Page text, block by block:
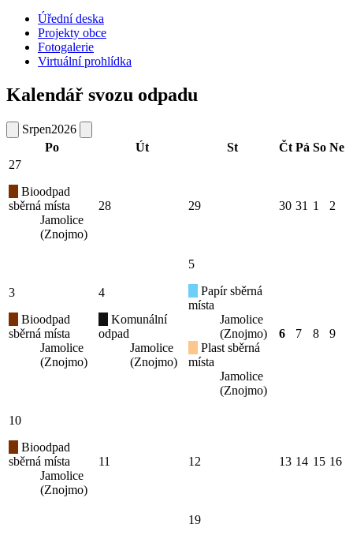
Úřední deska
Projekty obce
Fotogalerie
Virtuální prohlídka
Kalendář svozu odpadu
Srpen2026
Po
Út St Čt Pá So Ne
27
Bioodpad
sběrná místa
Jamolice
(Znojmo)
28 29 30 31 1 2
3
Bioodpad
sběrná místa
Jamolice
(Znojmo)
4
Komunální
odpad
Jamolice
(Znojmo)
5
Papír sběrná
místa
Jamolice
(Znojmo)
Plast sběrná
místa
Jamolice
(Znojmo)
6 7 8 9
10
Bioodpad
sběrná místa
Jamolice
(Znojmo)
11 12 13 14 15 16
19